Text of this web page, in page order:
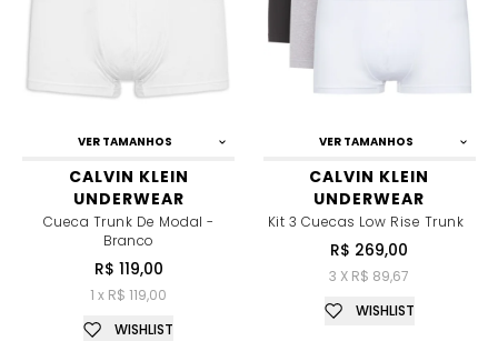
VER TAMANHOS
CALVIN KLEIN
UNDERWEAR
Cueca Trunk De Modal -
Branco
R$ 119,00
1 x R$ 119,00
WISHLIST
VER TAMANHOS
CALVIN KLEIN
UNDERWEAR
Kit 3 Cuecas Low Rise Trunk
R$ 269,00
3 X R$ 89,67
WISHLIST